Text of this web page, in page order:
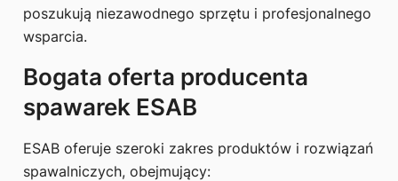
poszukują niezawodnego sprzętu i profesjonalnego
wsparcia.
Bogata oferta producenta
spawarek ESAB
ESAB oferuje szeroki zakres produktów i rozwiązań
spawalniczych, obejmujący: